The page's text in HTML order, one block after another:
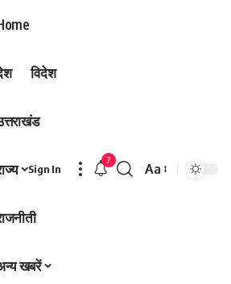
विदेश
खबरें
Sign In
7
Font
Aa